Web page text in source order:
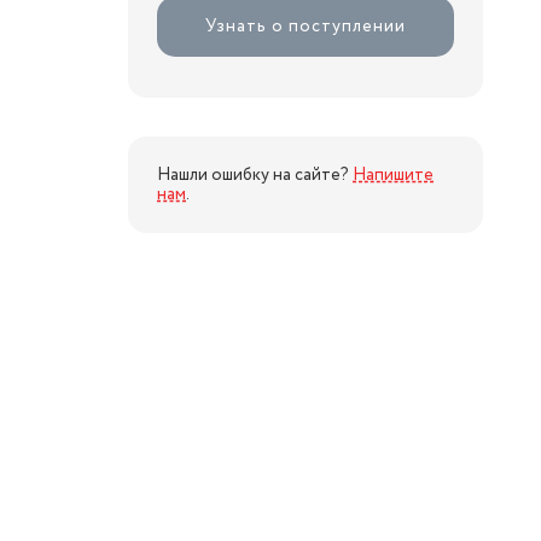
Узнать о поступлении
Нашли ошибку на сайте? Напишите
нам.